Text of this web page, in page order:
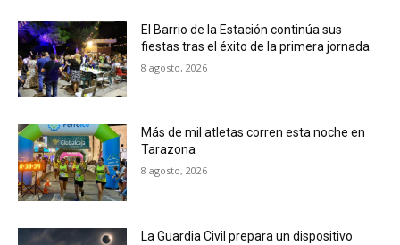
El Barrio de la Estación continúa sus
fiestas tras el éxito de la primera jornada
8 agosto, 2026
Más de mil atletas corren esta noche en
Tarazona
8 agosto, 2026
La Guardia Civil prepara un dispositivo